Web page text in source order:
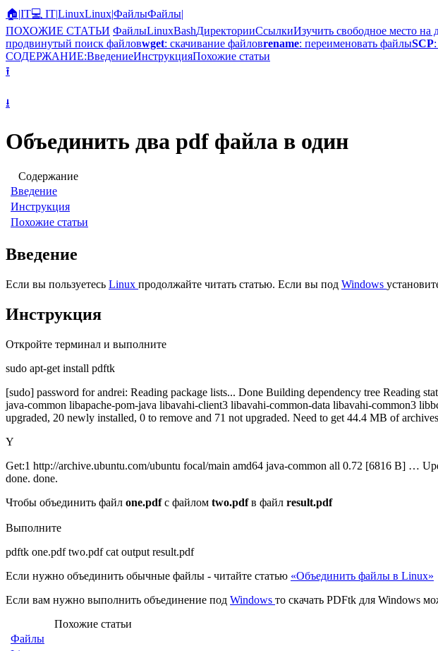
🏠|IT💻 IT|LinuxLinux|ФайлыФайлы|
ПОХОЖИЕ СТАТЬИ ФайлыLinuxBashДиректорииСсылкиИзучить свободное место на
продвинутый поиск файловwget: скачивание файловrename: переименовать файлыSCP
СОДЕРЖАНИЕ:ВведениеИнструкцияПохожие статьи
⭱
⭳
Объединить два pdf файла в один
Содержание
Введение
Инструкция
Похожие статьи
Введение
Если вы пользуетесь Linux продолжайте читать статью. Если вы под Windows
Инструкция
Откройте терминал и выполните
sudo apt-get install pdftk
[sudo] password for andrei: Reading package lists... Done Building dependency tree Reading
java-common libapache-pom-java libavahi-client3 libavahi-common-data libavahi-common3
upgraded, 20 newly installed, 0 to remove and 71 not upgraded. Need to get 44.4 MB of
Y
Get:1 http://archive.ubuntu.com/ubuntu focal/main amd64 java-common all 0.72 [6816 B] …
done. done.
Чтобы объединить файл one.pdfс файлом two.pdfв файл result.pdf
Выполните
pdftk one.pdf two.pdf cat output result.pdf
Если нужно объединить обычные файлы - читайте статью «Объединить файлы в Linux»
Если вам нужно выполнить объединение под Windows то скачать PDFtk для Windows
Похожие статьи
Файлы